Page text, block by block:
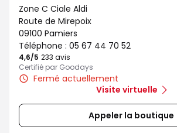
Zone C Ciale Aldi
Route de Mirepoix
09100 Pamiers
Téléphone : 05 67 44 70 52
4,6/5 Note de 4.6 sur 5
233 avis
Certifié par Goodays
Fermé actuellement
Visite virtuelle
Appeler la boutique